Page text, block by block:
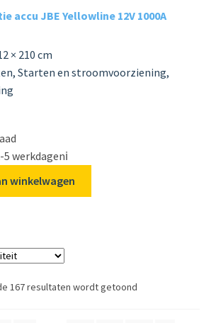
accu JBE Yellowline 12V 1000A
× 210 cm
Starten en stroomvoorziening,
werkdagenℹ️
winkelwagen
167 resultaten wordt getoond